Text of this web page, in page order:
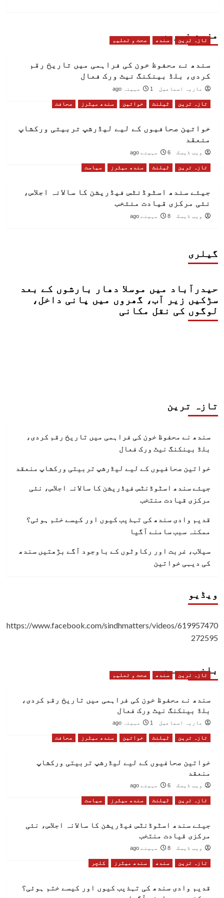
مزید خبریں
تازہ ترین سندھ صحت و تعلیم
سندھ نے محفوظ خون کی فراہمی میں تاریخ رقم
کردی، بلڈ بینکنگ نیٹ ورک فعال
ماریہ اسماعیل 1 مہینہ ago
تازہ ترین ٹیلنٹ خواتین سندھ میٹرز صحافت
خواتین صحافیوں کے لیے لیڈرشپ تربیتی ورکشاپ
منعقد
ویب ڈیسک 6 مہینے ago
تازہ ترین ٹیلنٹ سندھ میٹرز سیاست
جیئے سندھ اسٹوڈنٹس فیڈریشن کا سالانہ اجلاس،
نئی مرکزی قیادت منتخب
ویب ڈیسک 8 مہینے ago
گیلری
حیدرآباد میں موسلا دھار بارشوں کے بعد
سڑکیں زیر آب، گھروں میں پانی داخل،
لوگوں کی نقل مکانی
تازہ ترین
سندھ نے محفوظ خون کی فراہمی میں تاریخ رقم کردی،
بلڈ بینکنگ نیٹ ورک فعال
خواتین صحافیوں کے لیے لیڈرشپ تربیتی ورکشاپ منعقد
جیئے سندھ اسٹوڈنٹس فیڈریشن کا سالانہ اجلاس، نئی
مرکزی قیادت منتخب
قدیم وادی سندھ کی تہذیب کیوں اور کیسے ختم ہوئی؟
ممکنہ سبب سامنے آگیا
سیلاب، غربت اور رکاوٹوں کے باوجود آگے بڑھتیں سندھ
کی دیہی خواتین
ویڈیو
https://www.facebook.com/sindhmatters/videos/619957470
272595
باخبر رہیں
تازہ ترین سندھ صحت و تعلیم
سندھ نے محفوظ خون کی فراہمی میں تاریخ رقم کردی،
بلڈ بینکنگ نیٹ ورک فعال
ماریہ اسماعیل 1 مہینہ ago
تازہ ترین ٹیلنٹ خواتین سندھ میٹرز صحافت
خواتین صحافیوں کے لیے لیڈرشپ تربیتی ورکشاپ
منعقد
ویب ڈیسک 6 مہینے ago
تازہ ترین ٹیلنٹ سندھ میٹرز سیاست
جیئے سندھ اسٹوڈنٹس فیڈریشن کا سالانہ اجلاس، نئی
مرکزی قیادت منتخب
ویب ڈیسک 8 مہینے ago
تازہ ترین سندھ سندھ میٹرز کلچر
قدیم وادی سندھ کی تہذیب کیوں اور کیسے ختم ہوئی؟